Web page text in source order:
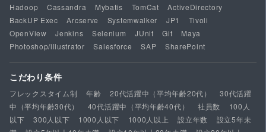
Hadoop
Cassandra Mybatis TomCat
ActiveDirectory
BackUP Exec
Arcserve Systemwalker JP1
Tivoli
OpenView
Jenkins Selenium JUnit Git
Maya
Photoshop/illustrator
Salesforce SAP SharePoint
こだわり条件
フレックスタイム制 年齢 20代活躍中（平均年齢20代）
30代活躍
中（平均年齢30代）
40代活躍中（平均年齢40代） 社員数
100人
以下
300人以下 1000人以下 1000人以上 設立年数
設立5年未